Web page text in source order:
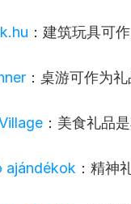
：建筑玩具可
：桌游可作为礼
：美食礼品
ajándékok ：精神